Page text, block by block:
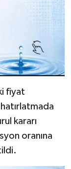
fiyat
kararı
oranına